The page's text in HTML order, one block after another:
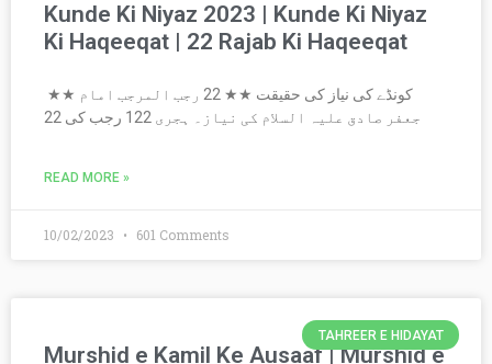
Kunde Ki Niyaz 2023 | Kunde Ki Niyaz
Ki Haqeeqat | 22 Rajab Ki Haqeeqat
★★ کونڈے کی نیاز کی حقیقت ★★ 22 رجب المرجب امام
جعفر صادق علیہ السلام کی نیاز۔ ہجری 122 رجب کی 22
READ MORE »
10/02/2023 601 Comments
TAHREER E HIDAYAT
Murshid e Kamil Ke Ausaaf | Murshid e